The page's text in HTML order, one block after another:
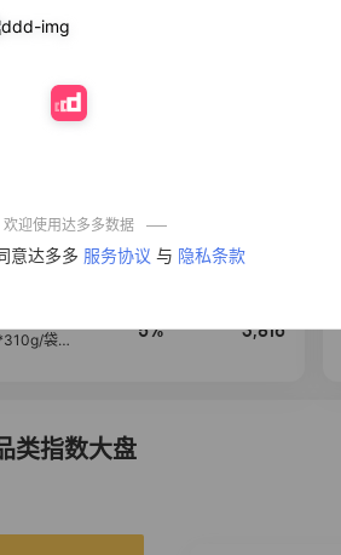
欢迎使用达多多数据
意达多多 服务协议 与 隐私条款
去油王污
松搓洗去
菌除螨3倍
房抽绳式
【10包鲜
油麻酱
10% 4,286
袋红
5% 3,816
类指数大盘